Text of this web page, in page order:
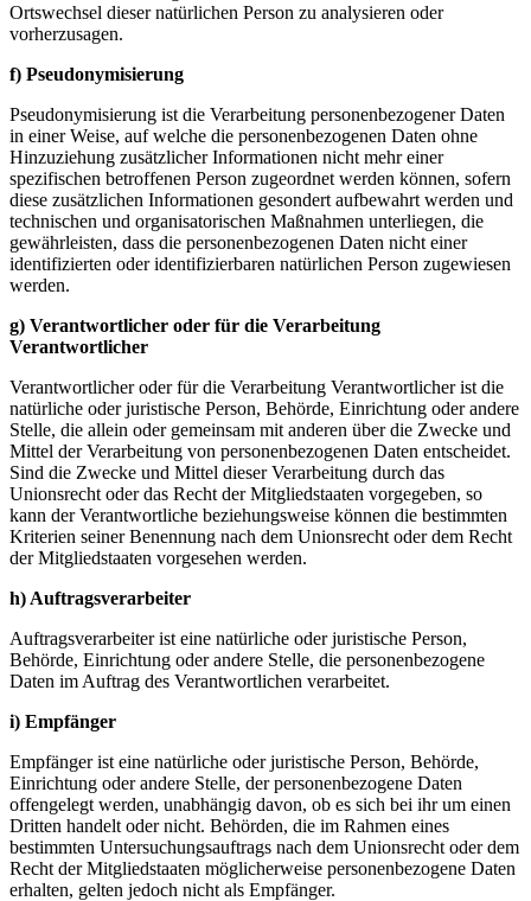
Ortswechsel dieser natürlichen Person zu analysieren oder
vorherzusagen.
f) Pseudonymisierung
Pseudonymisierung ist die Verarbeitung personenbezogener Daten
in einer Weise, auf welche die personenbezogenen Daten ohne
Hinzuziehung zusätzlicher Informationen nicht mehr einer
spezifischen betroffenen Person zugeordnet werden können, sofern
diese zusätzlichen Informationen gesondert aufbewahrt werden und
technischen und organisatorischen Maßnahmen unterliegen, die
gewährleisten, dass die personenbezogenen Daten nicht einer
identifizierten oder identifizierbaren natürlichen Person zugewiesen
werden.
g) Verantwortlicher oder für die Verarbeitung
Verantwortlicher
Verantwortlicher oder für die Verarbeitung Verantwortlicher ist die
natürliche oder juristische Person, Behörde, Einrichtung oder andere
Stelle, die allein oder gemeinsam mit anderen über die Zwecke und
Mittel der Verarbeitung von personenbezogenen Daten entscheidet.
Sind die Zwecke und Mittel dieser Verarbeitung durch das
Unionsrecht oder das Recht der Mitgliedstaaten vorgegeben, so
kann der Verantwortliche beziehungsweise können die bestimmten
Kriterien seiner Benennung nach dem Unionsrecht oder dem Recht
der Mitgliedstaaten vorgesehen werden.
h) Auftragsverarbeiter
Auftragsverarbeiter ist eine natürliche oder juristische Person,
Behörde, Einrichtung oder andere Stelle, die personenbezogene
Daten im Auftrag des Verantwortlichen verarbeitet.
i) Empfänger
Empfänger ist eine natürliche oder juristische Person, Behörde,
Einrichtung oder andere Stelle, der personenbezogene Daten
offengelegt werden, unabhängig davon, ob es sich bei ihr um einen
Dritten handelt oder nicht. Behörden, die im Rahmen eines
bestimmten Untersuchungsauftrags nach dem Unionsrecht oder dem
Recht der Mitgliedstaaten möglicherweise personenbezogene Daten
erhalten, gelten jedoch nicht als Empfänger.